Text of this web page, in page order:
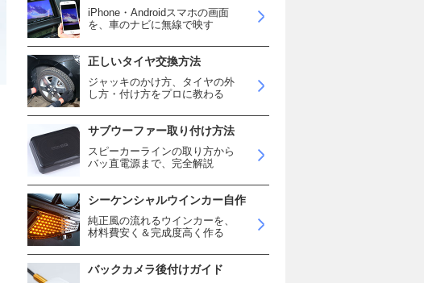
iPhone・Androidスマホの画面
を、車のナビに無線で映す
正しいタイヤ交換方法
ジャッキのかけ方、タイヤの外
し方・付け方をプロに教わる
サブウーファー取り付け方法
スピーカーラインの取り方から
バッ直電源まで、完全解説
シーケンシャルウインカー自作
純正風の流れるウインカーを、
材料費安く＆完成度高く作る
バックカメラ後付けガイド